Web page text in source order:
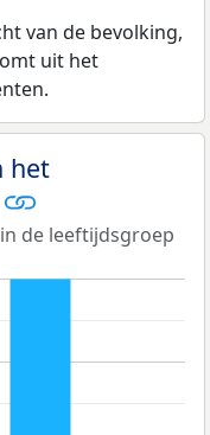
van de bevolking,
uit het
het
de leeftijdsgroep